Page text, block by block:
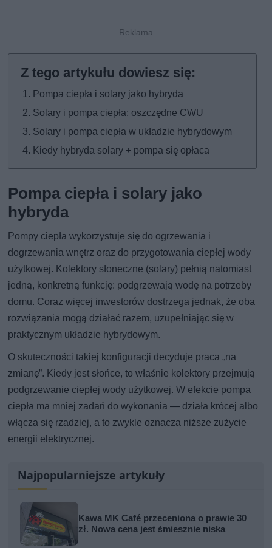
Pompa ciepła i solary jako hybryda
Solary i pompa ciepła: oszczędne CWU
Solary i pompa ciepła w układzie hybrydowym
Kiedy hybryda solary + pompa się opłaca
Pompa ciepła i solary jako
hybryda
Pompy ciepła wykorzystuje się do ogrzewania i
dogrzewania wnętrz oraz do przygotowania ciepłej wody
użytkowej. Kolektory słoneczne (solary) pełnią natomiast
jedną, konkretną funkcję: podgrzewają wodę na potrzeby
domu. Coraz więcej inwestorów dostrzega jednak, że oba
rozwiązania mogą działać razem, uzupełniając się w
praktycznym układzie hybrydowym.
O skuteczności takiej konfiguracji decyduje praca „na
zmianę”. Kiedy jest słońce, to właśnie kolektory przejmują
podgrzewanie ciepłej wody użytkowej. W efekcie pompa
ciepła ma mniej zadań do wykonania — działa krócej albo
włącza się rzadziej, a to zwykle oznacza niższe zużycie
energii elektrycznej.
Najpopularniejsze artykuły
Kawa MK Café przeceniona o prawie 30
zł. Nowa cena jest śmiesznie niska